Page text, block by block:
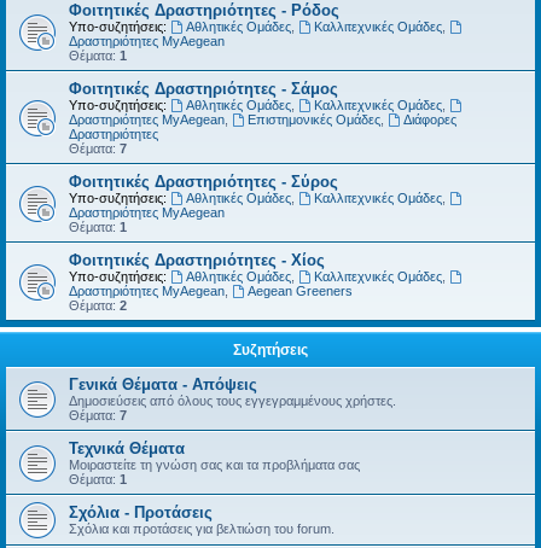
Φοιτητικές Δραστηριότητες - Ρόδος
Υπο-συζητήσεις: Αθλητικές Ομάδες, Καλλιτεχνικές Ομάδες,
Δραστηριότητες MyAegean
Θέματα: 1
Φοιτητικές Δραστηριότητες - Σάμος
Υπο-συζητήσεις: Αθλητικές Ομάδες, Καλλιτεχνικές Ομάδες,
Δραστηριότητες MyAegean
Επιστημονικές Ομάδες,
Διάφορες
Δραστηριότητες
Θέματα: 7
Φοιτητικές Δραστηριότητες - Σύρος
Υπο-συζητήσεις: Αθλητικές Ομάδες, Καλλιτεχνικές Ομάδες,
Δραστηριότητες MyAegean
Θέματα: 1
Φοιτητικές Δραστηριότητες - Χίος
Υπο-συζητήσεις: Αθλητικές Ομάδες, Καλλιτεχνικές Ομάδες,
Δραστηριότητες MyAegean
Aegean Greeners
Θέματα: 2
Συζητήσεις
Γενικά Θέματα - Απόψεις
Δημοσιεύσεις από όλους τους εγγεγραμμένους χρήστες.
Θέματα: 7
Τεχνικά Θέματα
Μοιραστείτε τη γνώση σας και τα προβλήματα σας
Θέματα: 1
Σχόλια - Προτάσεις
Σχόλια και προτάσεις για βελτιώση του forum.